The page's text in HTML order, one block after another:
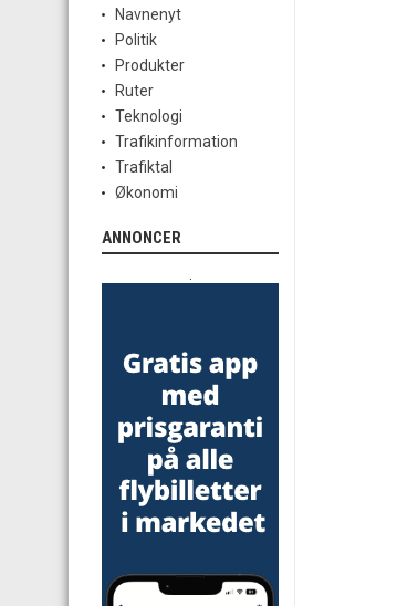
Navnenyt
Politik
Produkter
Ruter
Teknologi
Trafikinformation
Trafiktal
Økonomi
ANNONCER